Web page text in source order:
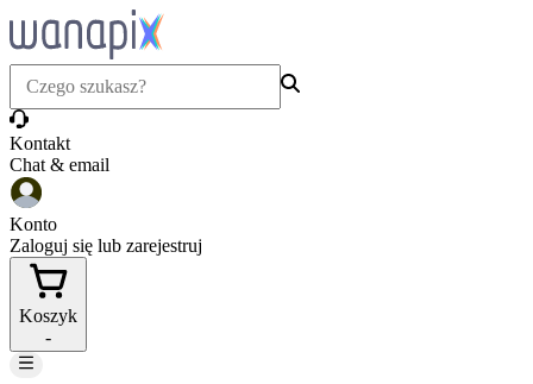
Kontakt
Chat & email
Konto
Zaloguj się lub zarejestruj
Koszyk
-